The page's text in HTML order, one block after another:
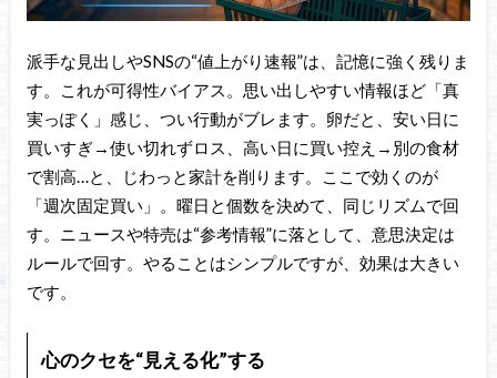
派手な見出しやSNSの“値上がり速報”は、記憶に強く残りま
す。これが可得性バイアス。思い出しやすい情報ほど「真
実っぽく」感じ、つい行動がブレます。卵だと、安い日に
買いすぎ→使い切れずロス、高い日に買い控え→別の食材
で割高…と、じわっと家計を削ります。ここで効くのが
「週次固定買い」。曜日と個数を決めて、同じリズムで回
す。ニュースや特売は“参考情報”に落として、意思決定は
ルールで回す。やることはシンプルですが、効果は大きい
です。
心のクセを“見える化”する